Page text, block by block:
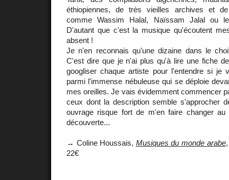
éthiopiennes, de très vieilles archives et
comme Wassim Halal, Naïssam Jalal ou
D'autant que c'est la musique qu'écoutent
absent !
Je n'en reconnais qu'une dizaine dans le
C'est dire que je n'ai plus qu'à lire une fiche
googliser chaque artiste pour l'entendre si je
parmi l'immense nébuleuse qui se déploie
mes oreilles. Je vais évidemment commencer
ceux dont la description semble s'approcher
ouvrage risque fort de m'en faire changer
découverte...
→ Coline Houssais, Musiques du monde arabe
22€